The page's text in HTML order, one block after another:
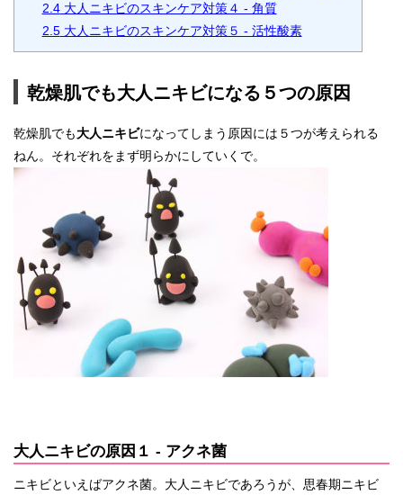
2.4大人ニキビのスキンケア対策４ - 角質
2.5大人ニキビのスキンケア対策５ - 活性酸素
乾燥肌でも大人ニキビになる５つの原因
乾燥肌でも大人ニキビになってしまう原因には５つが考えられる
ねん。それぞれをまず明らかにしていくで。
大人ニキビの原因１ - アクネ菌
ニキビといえばアクネ菌。大人ニキビであろうが、思春期ニキビ